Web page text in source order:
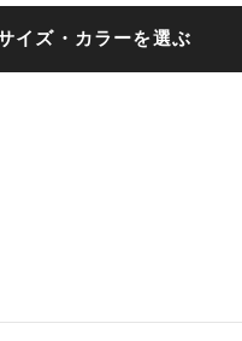
イズ・カラーを選ぶ